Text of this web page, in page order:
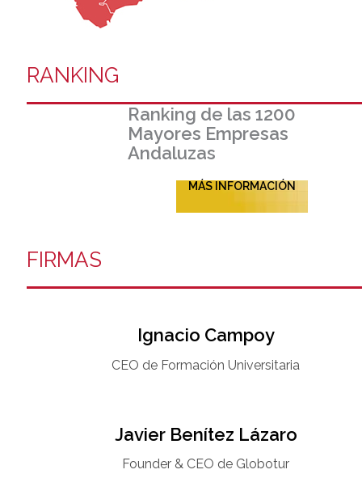
RANKING
Ranking de las 1200
Mayores Empresas
Andaluzas
MÁS INFORMACIÓN
FIRMAS
Ignacio Campoy​
CEO de Formación Universitaria​
Javier Benítez Lázaro
Founder & CEO de Globotur​